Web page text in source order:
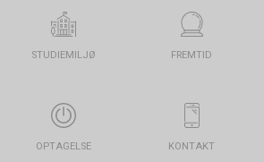
STUDIEMILJØ FREMTID
OPTAGELSE KONTAKT